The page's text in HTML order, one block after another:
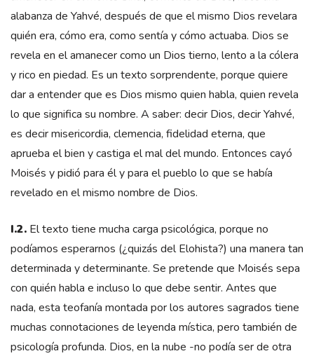
alabanza de Yahvé, después de que el mismo Dios revelara
quién era, cómo era, como sentía y cómo actuaba. Dios se
revela en el amanecer como un Dios tierno, lento a la cólera
y rico en piedad. Es un texto sorprendente, porque quiere
dar a entender que es Dios mismo quien habla, quien revela
lo que significa su nombre. A saber: decir Dios, decir Yahvé,
es decir misericordia, clemencia, fidelidad eterna, que
aprueba el bien y castiga el mal del mundo. Entonces cayó
Moisés y pidió para él y para el pueblo lo que se había
revelado en el mismo nombre de Dios.
I.2. El texto tiene mucha carga psicológica, porque no
podíamos esperarnos (¿quizás del Elohista?) una manera tan
determinada y determinante. Se pretende que Moisés sepa
con quién habla e incluso lo que debe sentir. Antes que
nada, esta teofanía montada por los autores sagrados tiene
muchas connotaciones de leyenda mística, pero también de
psicología profunda. Dios, en la nube -no podía ser de otra